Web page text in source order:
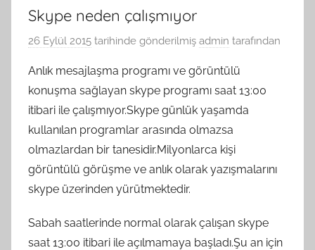
Skype neden çalışmıyor
26 Eylül 2015 tarihinde gönderilmiş admin tarafından
Anlık mesajlaşma programı ve görüntülü
konuşma sağlayan skype programı saat 13:00
itibari ile çalışmıyor.Skype günlük yaşamda
kullanılan programlar arasında olmazsa
olmazlardan bir tanesidir.Milyonlarca kişi
görüntülü görüşme ve anlık olarak yazışmalarını
skype üzerinden yürütmektedir.
Sabah saatlerinde normal olarak çalışan skype
saat 13:00 itibari ile açılmamaya başladı.Şu an için